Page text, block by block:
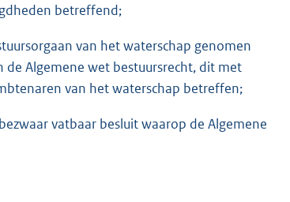
betreffend;
van het waterschap genomen
Algemene wet bestuursrecht, dit met
van het waterschap betreffen;
vatbaar besluit waarop de Algemene